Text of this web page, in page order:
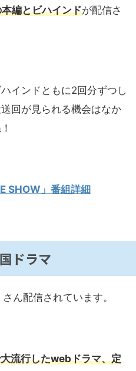
編とビハインドが配信さ
インドともに2回分ずつし
回が見られる機会はなか
SHOW」番組詳細
ドラマ
ん配信されています。
流行したwebドラマ、定